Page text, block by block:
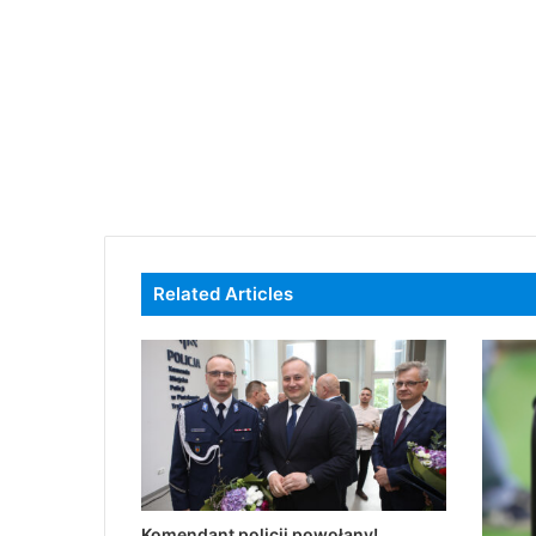
Related Articles